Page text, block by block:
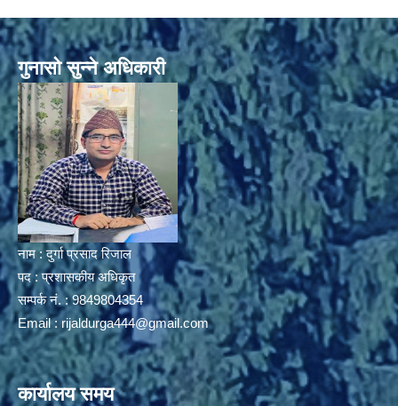
गुनासो सुन्ने अधिकारी
नाम : दुर्गा प्रसाद रिजाल
पद : प्रशासकीय अधिकृत
सम्पर्क नं. : 9849804354
Email : rijaldurga444@gmail.com
कार्यालय समय